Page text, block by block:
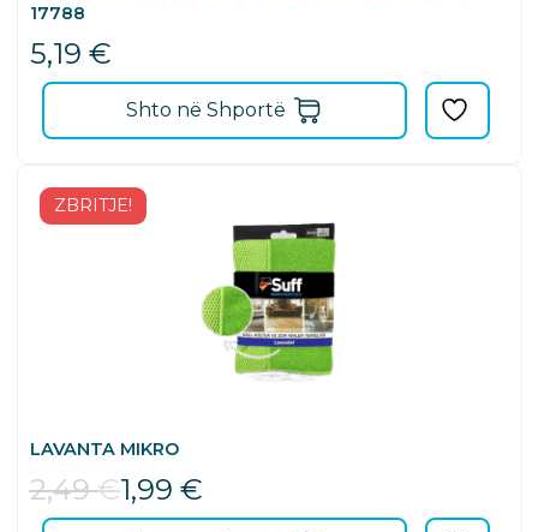
17788
5,19 €
Shto në Shportë
ZBRITJE!
LAVANTA MIKRO
2,49€1,99 €